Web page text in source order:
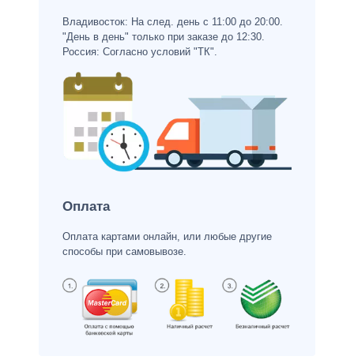
Владивосток: На след. день с 11:00 до 20:00.
"День в день" только при заказе до 12:30.
Россия: Согласно условий "ТК".
Оплата
Оплата картами онлайн, или любые другие
способы при самовывозе.